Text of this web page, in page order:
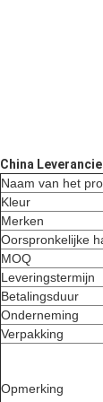
China
Naam van het
Kleur
Merken
Oorspronkelijke
MOQ
Leveringstermijn
Betalingsduur
Onderneming
Verpakking
Opmerking